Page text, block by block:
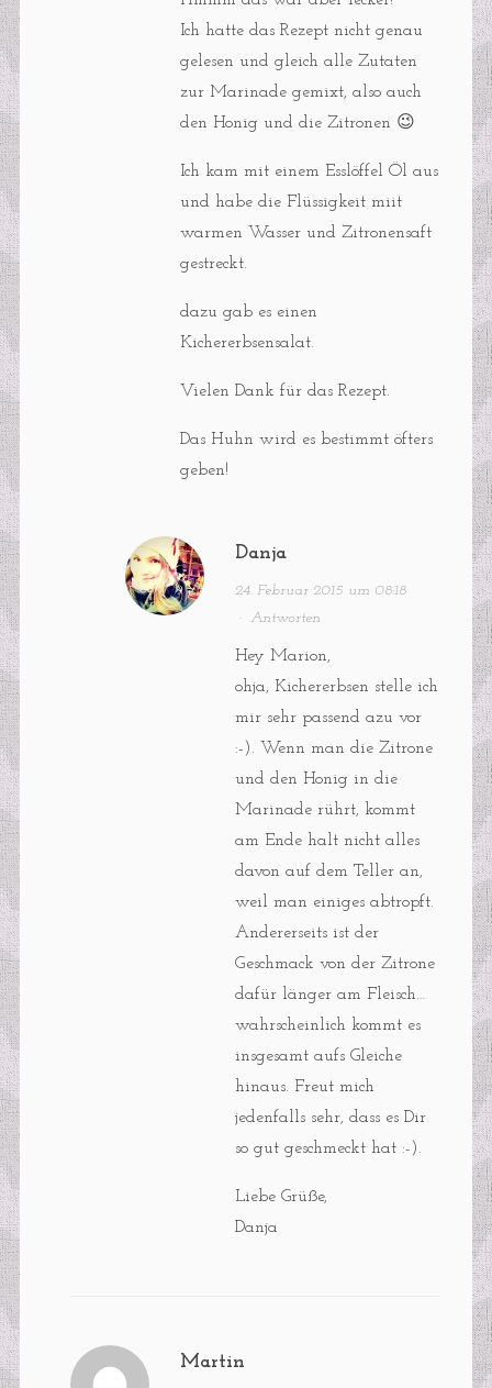
Ich hatte das Rezept nicht genau
gelesen und gleich alle Zutaten
zur Marinade gemixt, also auch
den Honig und die Zitronen 😉
Ich kam mit einem Esslöffel Öl aus
und habe die Flüssigkeit miit
warmen Wasser und Zitronensaft
gestreckt.
dazu gab es einen
Kichererbsensalat.
Vielen Dank für das Rezept.
Das Huhn wird es bestimmt öfters
geben!
Danja
24. Februar 2015 um 08:18
· Antworten
Hey Marion,
ohja, Kichererbsen stelle ich
mir sehr passend azu vor
:-). Wenn man die Zitrone
und den Honig in die
Marinade rührt, kommt
am Ende halt nicht alles
davon auf dem Teller an,
weil man einiges abtropft.
Andererseits ist der
Geschmack von der Zitrone
dafür länger am Fleisch…
wahrscheinlich kommt es
insgesamt aufs Gleiche
hinaus. Freut mich
jedenfalls sehr, dass es Dir
so gut geschmeckt hat :-).
Liebe Grüße,
Danja
Martin